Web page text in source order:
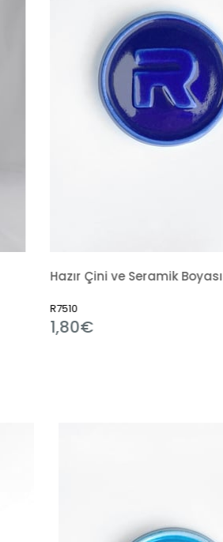
Hazır Çini ve Seramik Boyası 351 Alümina Mavi
1,80€